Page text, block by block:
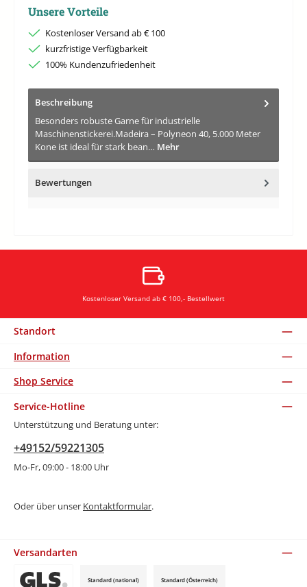
Unsere Vorteile
Kostenloser Versand ab € 100
kurzfristige Verfügbarkeit
100% Kundenzufriedenheit
Beschreibung
Besonders robuste Garne für industrielle
Maschinenstickerei.Madeira – Polyneon 40, 5.000 Meter
Kone ist ideal für stark bean… Mehr
Bewertungen
Kostenloser Versand ab € 100,- Bestellwert
Standort
Information
Shop Service
Service-Hotline
Unterstützung und Beratung unter:
+49152/59221305
Mo-Fr, 09:00 - 18:00 Uhr
Oder über unser Kontaktformular.
Versandarten
Standard (national) Standard (Österreich)